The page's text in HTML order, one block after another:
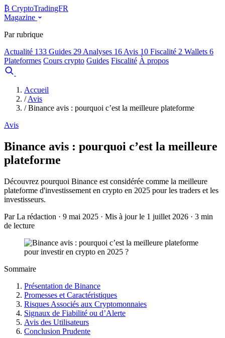
₿ CryptoTradingFR
Magazine
Par rubrique
Actualité 133 Guides 29 Analyses 16 Avis 10 Fiscalité 2 Wallets 6
Plateformes Cours crypto Guides Fiscalité À propos
Accueil
/ Avis
/ Binance avis : pourquoi c’est la meilleure plateforme
Avis
Binance avis : pourquoi c’est la meilleure
plateforme
Découvrez pourquoi Binance est considérée comme la meilleure
plateforme d'investissement en crypto en 2025 pour les traders et les
investisseurs.
Par La rédaction · 9 mai 2025 · Mis à jour le 1 juillet 2026 · 3 min
de lecture
Sommaire
Présentation de Binance
Promesses et Caractéristiques
Risques Associés aux Cryptomonnaies
Signaux de Fiabilité ou d’Alerte
Avis des Utilisateurs
Conclusion Prudente